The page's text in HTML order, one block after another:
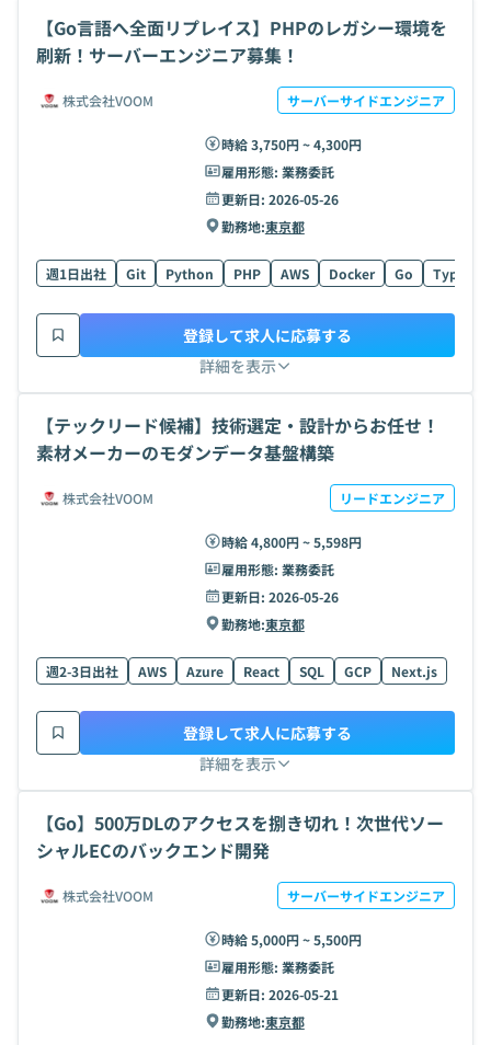
【Go言語へ全面リプレイス】PHPのレガシー環境を
刷新！サーバーエンジニア募集！
株式会社VOOM サーバーサイドエンジニア
時給 3,750円 ~ 4,300円
雇用形態: 業務委託
更新日: 2026-05-26
勤務地:東京都
週1日出社 Git Python PHP AWS Docker Go
詳細を表示
登録して求人に応募する
【テックリード候補】技術選定・設計からお任せ！
素材メーカーのモダンデータ基盤構築
株式会社VOOM リードエンジニア
時給 4,800円 ~ 5,598円
雇用形態: 業務委託
更新日: 2026-05-26
勤務地:東京都
週2-3日出社 AWS Azure React SQL GCP Next.js
詳細を表示
登録して求人に応募する
【Go】500万DLのアクセスを捌き切れ！次世代ソー
シャルECのバックエンド開発
株式会社VOOM サーバーサイドエンジニア
時給 5,000円 ~ 5,500円
雇用形態: 業務委託
更新日: 2026-05-21
勤務地:東京都